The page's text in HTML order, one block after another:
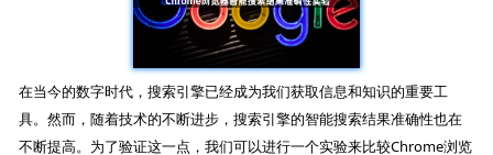
在当今的数字时代，搜索引擎已经成为我们获取信息和知识的重要工
具。然而，随着技术的不断进步，搜索引擎的智能搜索结果准确性也在
不断提高。为了验证这一点，我们可以进行一个实验来比较Chrome浏览